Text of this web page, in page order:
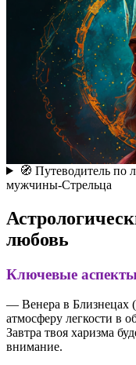
🧭 Путеводитель по
мужчины-Стрельца
любовь
Ключевые
— Венера в Близнецах
атмосферу легкости в
Завтра твоя харизма
внимание.